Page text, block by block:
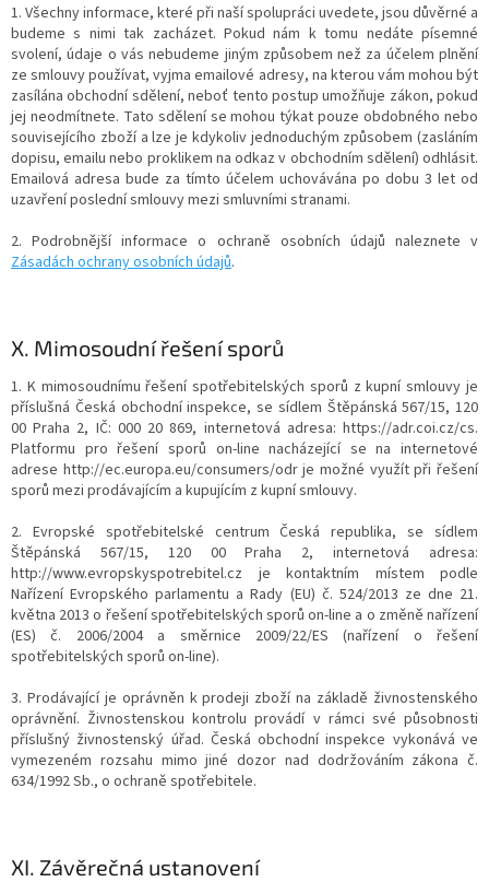
1. Všechny informace, které při naší spolupráci uvedete, jsou důvěrné a
budeme s nimi tak zacházet. Pokud nám k tomu nedáte písemné
svolení, údaje o vás nebudeme jiným způsobem než za účelem plnění
ze smlouvy používat, vyjma emailové adresy, na kterou vám mohou být
zasílána obchodní sdělení, neboť tento postup umožňuje zákon, pokud
jej neodmítnete. Tato sdělení se mohou týkat pouze obdobného nebo
souvisejícího zboží a lze je kdykoliv jednoduchým způsobem (zasláním
dopisu, emailu nebo proklikem na odkaz v obchodním sdělení) odhlásit.
Emailová adresa bude za tímto účelem uchovávána po dobu 3 let od
uzavření poslední smlouvy mezi smluvními stranami.
2. Podrobnější informace o ochraně osobních údajů naleznete v
Zásadách ochrany osobních údajů.
X. Mimosoudní řešení sporů
1. K mimosoudnímu řešení spotřebitelských sporů z kupní smlouvy je
příslušná Česká obchodní inspekce, se sídlem Štěpánská 567/15, 120
00 Praha 2, IČ: 000 20 869, internetová adresa: https://adr.coi.cz/cs.
Platformu pro řešení sporů on-line nacházející se na internetové
adrese http://ec.europa.eu/consumers/odr je možné využít při řešení
sporů mezi prodávajícím a kupujícím z kupní smlouvy.
2. Evropské spotřebitelské centrum Česká republika, se sídlem
Štěpánská 567/15, 120 00 Praha 2, internetová adresa:
http://www.evropskyspotrebitel.cz je kontaktním místem podle
Nařízení Evropského parlamentu a Rady (EU) č. 524/2013 ze dne 21.
května 2013 o řešení spotřebitelských sporů on-line a o změně nařízení
(ES) č. 2006/2004 a směrnice 2009/22/ES (nařízení o řešení
spotřebitelských sporů on-line).
3. Prodávající je oprávněn k prodeji zboží na základě živnostenského
oprávnění. Živnostenskou kontrolu provádí v rámci své působnosti
příslušný živnostenský úřad. Česká obchodní inspekce vykonává ve
vymezeném rozsahu mimo jiné dozor nad dodržováním zákona č.
634/1992 Sb., o ochraně spotřebitele.
XI. Závěrečná ustanovení